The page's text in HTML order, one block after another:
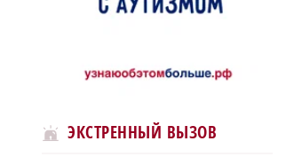
ЭКСТРЕННЫЙ ВЫЗОВ